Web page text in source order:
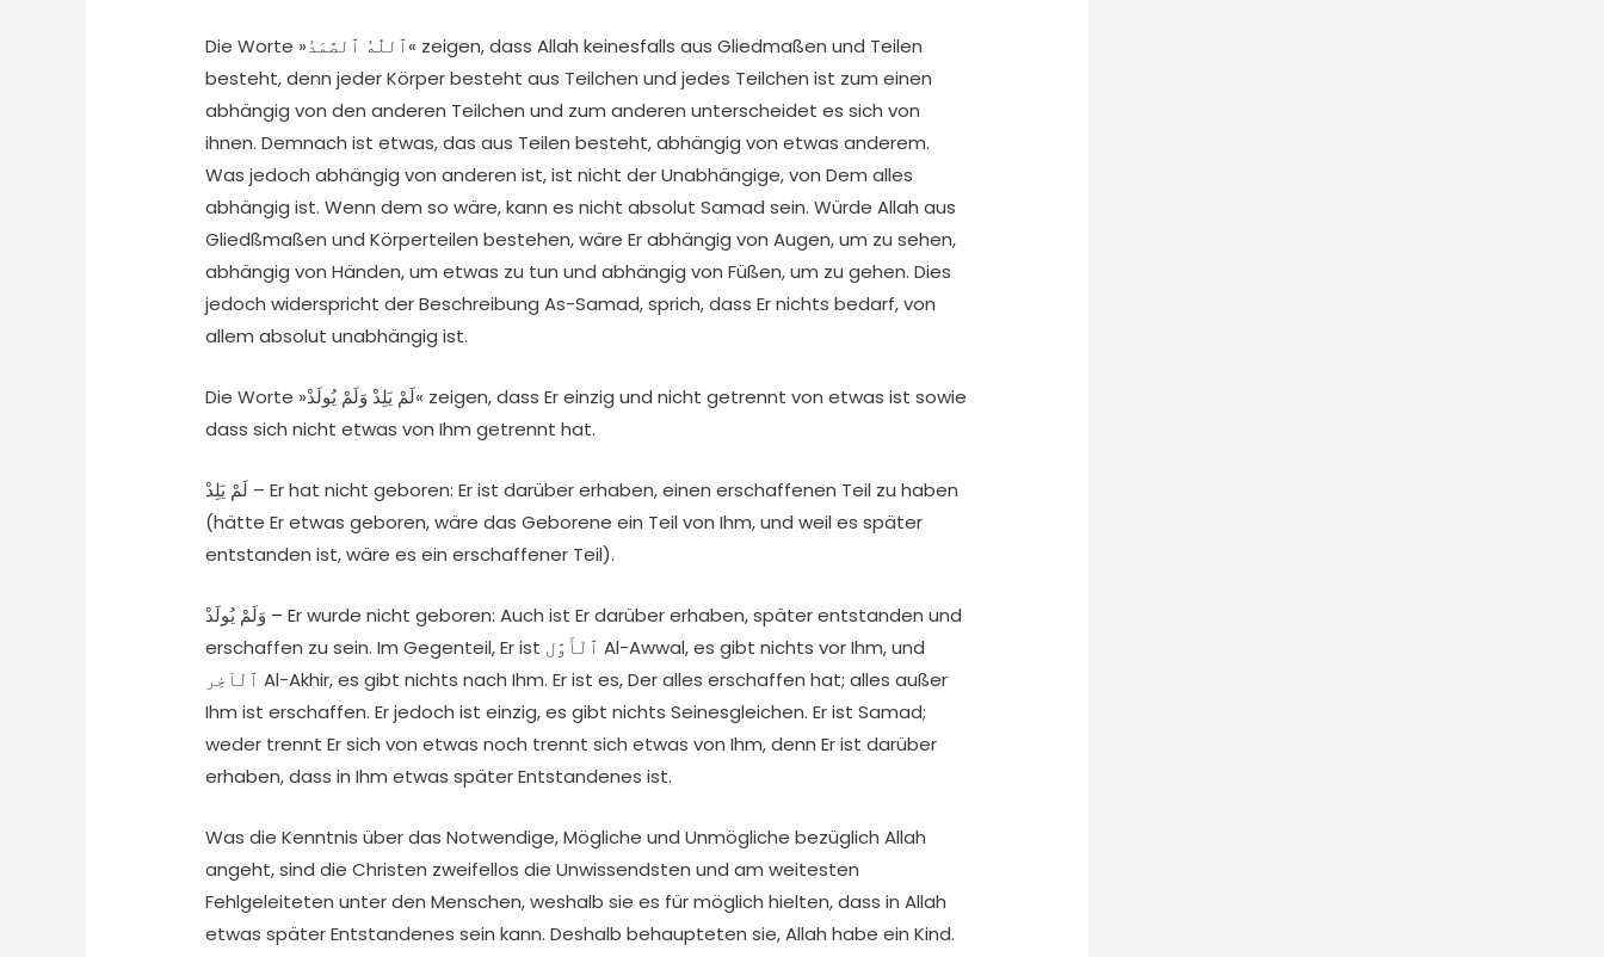
Die Worte »ٱللّٰهُ ٱلصَّمَدُ« zeigen, dass Allah keinesfalls aus Gliedmaßen und Teilen
besteht, denn jeder Körper besteht aus Teilchen und jedes Teilchen ist zum einen
abhängig von den anderen Teilchen und zum anderen unterscheidet es sich von
ihnen. Demnach ist etwas, das aus Teilen besteht, abhängig von etwas anderem.
Was jedoch abhängig von anderen ist, ist nicht der Unabhängige, von Dem alles
abhängig ist. Wenn dem so wäre, kann es nicht absolut Samad sein. Würde Allah aus
Gliedßmaßen und Körperteilen bestehen, wäre Er abhängig von Augen, um zu sehen,
abhängig von Händen, um etwas zu tun und abhängig von Füßen, um zu gehen. Dies
jedoch widerspricht der Beschreibung As-Samad, sprich, dass Er nichts bedarf, von
allem absolut unabhängig ist.
Die Worte »لَمْ يَلِدْ وَلَمْ يُولَدْ« zeigen, dass Er einzig und nicht getrennt von etwas ist sowie
dass sich nicht etwas von Ihm getrennt hat.
لَمْ يَلِدْ – Er hat nicht geboren: Er ist darüber erhaben, einen erschaffenen Teil zu haben
(hätte Er etwas geboren, wäre das Geborene ein Teil von Ihm, und weil es später
entstanden ist, wäre es ein erschaffener Teil).
وَلَمْ يُولَدْ – Er wurde nicht geboren: Auch ist Er darüber erhaben, später entstanden und
erschaffen zu sein. Im Gegenteil, Er ist ٱلْأَوَّل Al-Awwal, es gibt nichts vor Ihm, und
ٱلْآخِر Al-Akhir, es gibt nichts nach Ihm. Er ist es, Der alles erschaffen hat; alles außer
Ihm ist erschaffen. Er jedoch ist einzig, es gibt nichts Seinesgleichen. Er ist Samad;
weder trennt Er sich von etwas noch trennt sich etwas von Ihm, denn Er ist darüber
erhaben, dass in Ihm etwas später Entstandenes ist.
Was die Kenntnis über das Notwendige, Mögliche und Unmögliche bezüglich Allah
angeht, sind die Christen zweifellos die Unwissendsten und am weitesten
Fehlgeleiteten unter den Menschen, weshalb sie es für möglich hielten, dass in Allah
etwas später Entstandenes sein kann. Deshalb behaupteten sie, Allah habe ein Kind.